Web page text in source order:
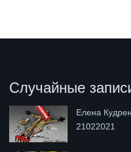
Случайные
Елена
21022021